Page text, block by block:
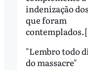
indenização dos
que foram
contemplados.[
"Lembro todo
do massacre"